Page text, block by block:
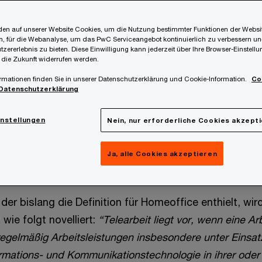
Beitrag vom 22.08.2024berichtet, ist nun mit
in Kraft getreten.
werden hiermit die bisher nur für Homeoffice
auf andere Formen mobiler Arbeit
von Telearbeit
der bislang die Definition für Homeoffice enthielt,
folgt novelliert: “Telearbeit liegt vor, wenn eine
Arbeitsleistungen insbesondere unter
und Kommunikationstechnologie in ihrer
auf unserer Website Cookies, um die Nutzung bestimmter Funktionen der
für die Webanalyse, um das PwC Serviceangebot kontinuierlich zu verbessern
zu bieten. Diese Einwilligung kann jederzeit über Ihre Browser-
Zukunft widerrufen werden.
finden Sie in unserer Datenschutzerklärung und Cookie-Information.
Nein, nur erforderliche Cookies
Ja, alle Cookies akzeptieren